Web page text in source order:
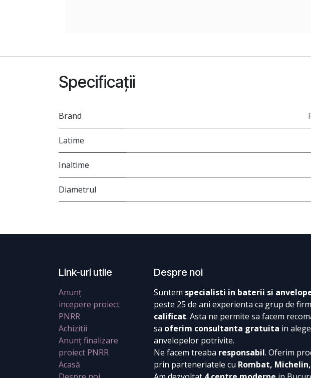
Specificații
Brand
Latime
Inaltime
Diametrul
Link-uri utile
Anunț
incepere proiect
PNRR
Achizitii
Anunț finalizare
proiect PNRR
Acasă
Despre noi
Suntem specialisti in baterii si
peste 25 de ani experienta ca grup de
calificat. Asta ne permite sa facem
sa oferim consultanta gratuita in
anvelopelor potrivite.
Ne facem treaba responsabil. Oferim
prin parteneriatele cu Rombat,